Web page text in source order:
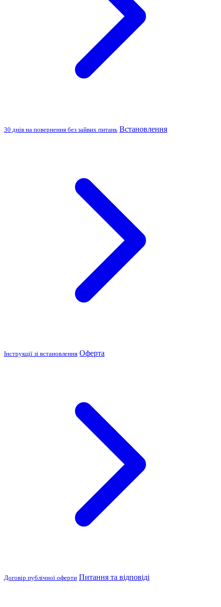
30 днів на повернення без зайвих питань Встановлення
Інструкції зі встановлення Оферта
Договір публічної оферти Питання та відповіді